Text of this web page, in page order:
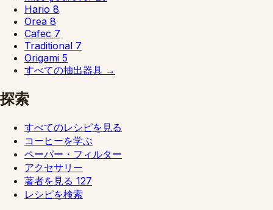
Hario 8
Orea 8
Cafec 7
Traditional 7
Origami 5
すべての抽出器具 →
探索
すべてのレシピを見る
コーヒーを学ぶ
ペーパー・フィルター
アクセサリー
著者を見る 127
レシピを検索